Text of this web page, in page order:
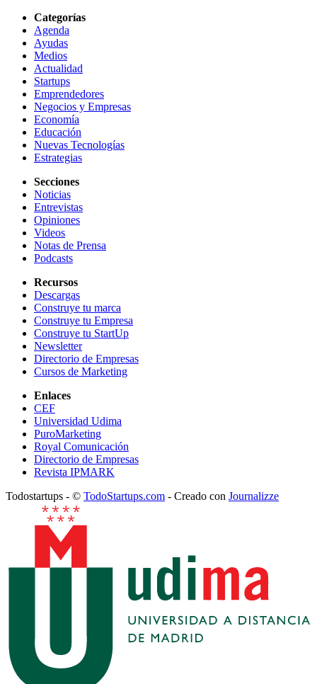
Categorías
Agenda
Ayudas
Medios
Actualidad
Startups
Emprendedores
Negocios y Empresas
Economía
Educación
Nuevas Tecnologías
Estrategias
Secciones
Noticias
Entrevistas
Opiniones
Videos
Notas de Prensa
Podcasts
Recursos
Descargas
Construye tu marca
Construye tu Empresa
Construye tu StartUp
Newsletter
Directorio de Empresas
Cursos de Marketing
Enlaces
CEF
Universidad Udima
PuroMarketing
Royal Comunicación
Directorio de Empresas
Revista IPMARK
Todostartups - © TodoStartups.com - Creado con Journalizze